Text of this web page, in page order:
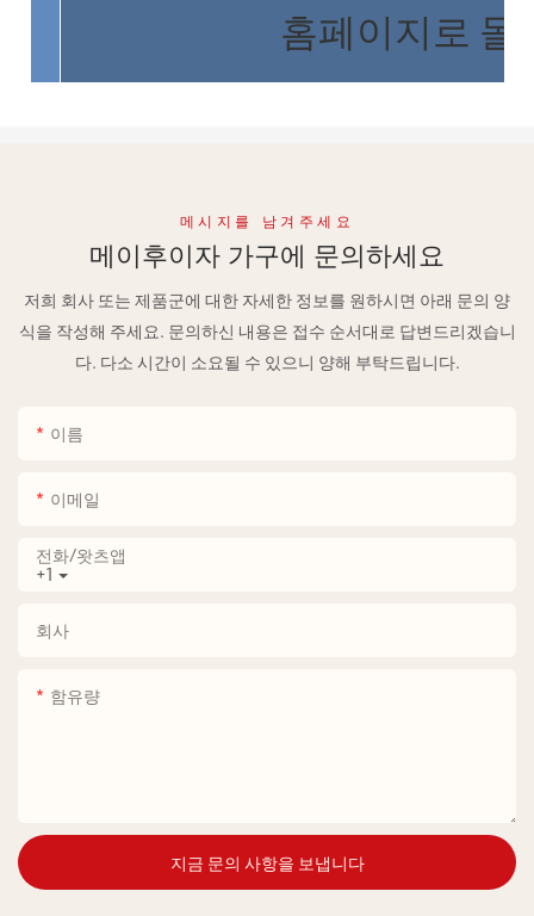
홈페이지로 돌
메시지를 남겨주세요
메이후이자 가구에 문의하세요
저희 회사 또는 제품군에 대한 자세한 정보를 원하시면 아래 문의 양
식을 작성해 주세요. 문의하신 내용은 접수 순서대로 답변드리겠습니
다. 다소 시간이 소요될 수 있으니 양해 부탁드립니다.
이름
이메일
+1
전화/왓츠앱
회사
함유량
지금 문의 사항을 보냅니다